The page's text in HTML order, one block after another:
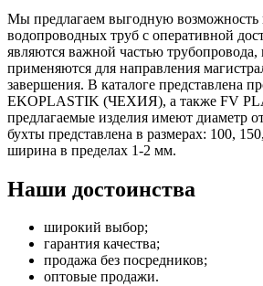
Мы предлагаем выгодную возможность
водопроводных труб с оперативной
являются важной частью трубопровода,
применяются для направления
завершения. В каталоге представлена
EKOPLASTIK (ЧЕХИЯ), а также FV
предлагаемые изделия имеют диаметр
бухты представлена в размерах: 100,
ширина в пределах 1-2 мм.
Наши достоинства
широкий выбор;
гарантия качества;
продажа без посредников;
оптовые продажи.